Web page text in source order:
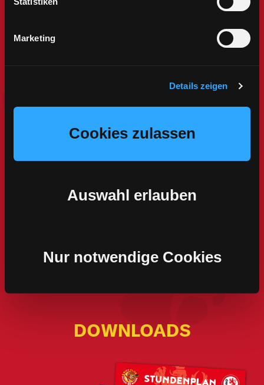
Marketing
Details zeigen
Cookies zulassen
Auswahl erlauben
Nur notwendige Cookies
DOWNLOADS